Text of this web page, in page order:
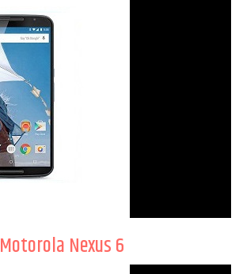
Motorola Nexus 6